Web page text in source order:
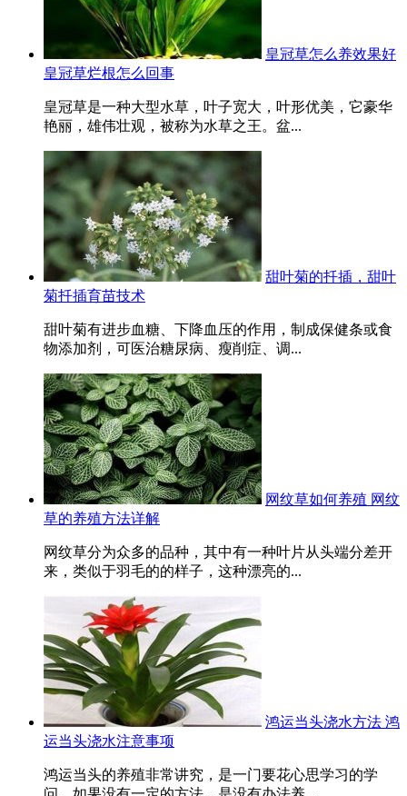
皇冠草怎么养效果好
皇冠草烂根怎么回事
皇冠草是一种大型水草，叶子宽大，叶形优美，它豪华
艳丽，雄伟壮观，被称为水草之王。盆...
甜叶菊的扦插，甜叶
菊扦插育苗技术
甜叶菊有进步血糖、下降血压的作用，制成保健条或食
物添加剂，可医治糖尿病、瘦削症、调...
网纹草如何养殖 网纹
草的养殖方法详解
网纹草分为众多的品种，其中有一种叶片从头端分差开
来，类似于羽毛的的样子，这种漂亮的...
鸿运当头浇水方法 鸿
运当头浇水注意事项
鸿运当头的养殖非常讲究，是一门要花心思学习的学